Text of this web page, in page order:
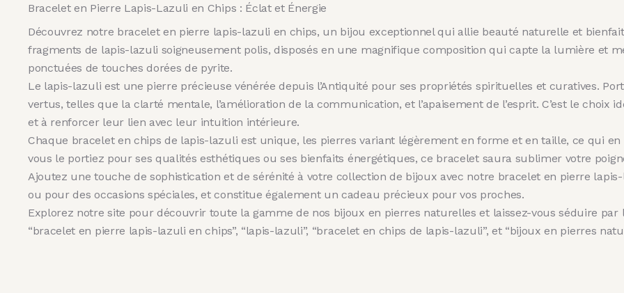
Bracelet en Pierre Lapis-Lazuli en Chips : Éclat et Énergie
Découvrez notre bracelet en pierre lapis-lazuli en chips, un bijou exceptionnel qui allie beauté naturelle et
fragments de lapis-lazuli soigneusement polis, disposés en une magnifique composition qui capte la lumière et
ponctuées de touches dorées de pyrite.
Le lapis-lazuli est une pierre précieuse vénérée depuis l’Antiquité pour ses propriétés spirituelles et curatives.
vertus, telles que la clarté mentale, l’amélioration de la communication, et l’apaisement de l’esprit. C’est le
et à renforcer leur lien avec leur intuition intérieure.
Chaque bracelet en chips de lapis-lazuli est unique, les pierres variant légèrement en forme et en taille, ce qui
vous le portiez pour ses qualités esthétiques ou ses bienfaits énergétiques, ce bracelet saura sublimer votre
Ajoutez une touche de sophistication et de sérénité à votre collection de bijoux avec notre bracelet en pierre
ou pour des occasions spéciales, et constitue également un cadeau précieux pour vos proches.
Explorez notre site pour découvrir toute la gamme de nos bijoux en pierres naturelles et laissez-vous séduire
“bracelet en pierre lapis-lazuli en chips”, “lapis-lazuli”, “bracelet en chips de lapis-lazuli”, et “bijoux en pierres